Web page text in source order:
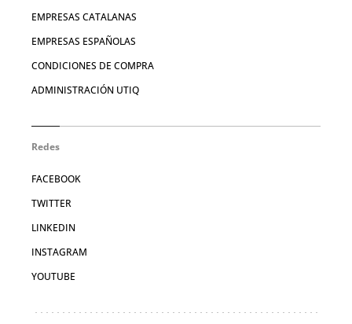
EMPRESAS CATALANAS
EMPRESAS ESPAÑOLAS
CONDICIONES DE COMPRA
ADMINISTRACIÓN UTIQ
Redes
FACEBOOK
TWITTER
LINKEDIN
INSTAGRAM
YOUTUBE